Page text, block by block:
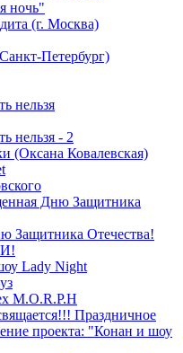
ночь"
(г. Москва)
Петербург)
нельзя
нельзя - 2
(Оксана Ковалевская)
Дню Защитника
Защитника Отечества!
Lady Night
M.O.R.P.H
Праздничное
проекта: "Конан и шоу